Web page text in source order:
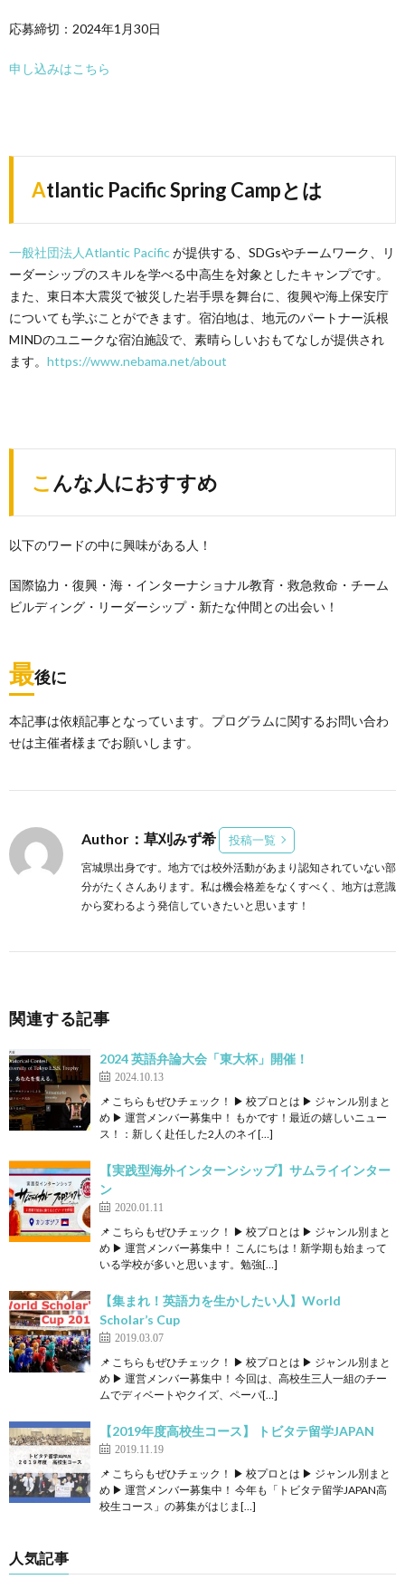
応募締切：2024年1月30日
申し込みはこちら
Atlantic Pacific Spring Campとは
一般社団法人Atlantic Pacificが提供する、SDGsやチームワーク、リ
ーダーシップのスキルを学べる中高生を対象としたキャンプです。
また、東日本大震災で被災した岩手県を舞台に、復興や海上保安庁
についても学ぶことができます。宿泊地は、地元のパートナー浜根
MINDのユニークな宿泊施設で、素晴らしいおもてなしが提供され
ます。 https://www.nebama.net/about
こんな人におすすめ
以下のワードの中に興味がある人！
国際協力・復興・海・インターナショナル教育・救急救命・チーム
ビルディング・リーダーシップ・新たな仲間との出会い！
最後に
本記事は依頼記事となっています。プログラムに関するお問い合わ
せは主催者様までお願いします。
Author：草刈みず希 投稿一覧
宮城県出身です。地方では校外活動があまり認知されていない部
分がたくさんあります。私は機会格差をなくすべく、地方は意識
から変わるよう発信していきたいと思います！
関連する記事
2024 英語弁論大会「東大杯」開催！
2024.10.13
📌 こちらもぜひチェック！ ▶ 校プロとは ▶ ジャンル別まと
め ▶ 運営メンバー募集中！ もかです！最近の嬉しいニュー
ス！：新しく赴任した2人のネイ[…]
【実践型海外インターンシップ】サムライインター
ン
2020.01.11
📌 こちらもぜひチェック！ ▶ 校プロとは ▶ ジャンル別まと
め ▶ 運営メンバー募集中！ こんにちは！新学期も始まって
いる学校が多いと思います。勉強[…]
【集まれ！英語力を生かしたい人】World
Scholar’s Cup
2019.03.07
📌 こちらもぜひチェック！ ▶ 校プロとは ▶ ジャンル別まと
め ▶ 運営メンバー募集中！ 今回は、高校生三人一組のチー
ムでディベートやクイズ、ペーパ[…]
【2019年度高校生コース】 トビタテ留学JAPAN
2019.11.19
📌 こちらもぜひチェック！ ▶ 校プロとは ▶ ジャンル別まと
め ▶ 運営メンバー募集中！ 今年も「トビタテ留学JAPAN高
校生コース」の募集がはじま[…]
人気記事